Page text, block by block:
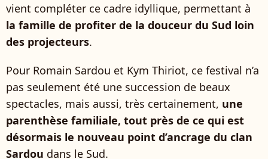
vient compléter ce cadre idyllique, permettant à
la famille de profiter de la douceur du Sud loin
des projecteurs.
Pour Romain Sardou et Kym Thiriot, ce festival n’a
pas seulement été une succession de beaux
spectacles, mais aussi, très certainement, une
parenthèse familiale, tout près de ce qui est
désormais le nouveau point d’ancrage du clan
Sardou dans le Sud.